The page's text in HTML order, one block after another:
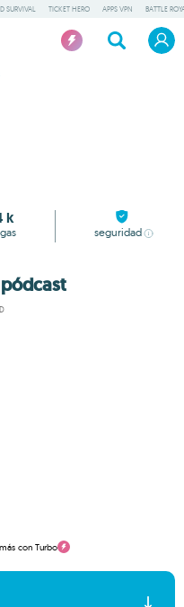
SURVIVAL TICKET HERO APPS VPN BATTLE
k
seguridad
con Turbo